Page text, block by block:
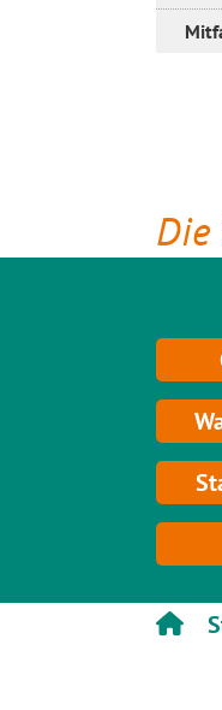
Die